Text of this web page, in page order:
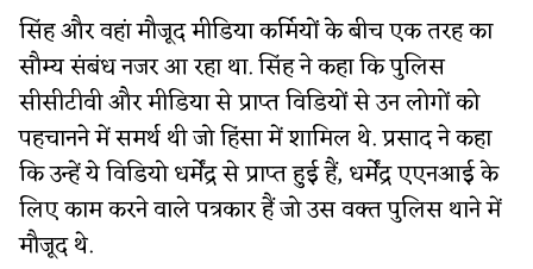
सिंह और वहां मौजूद मीडिया कर्मियों के बीच एक तरह का
सौम्य संबंध नजर आ रहा था. सिंह ने कहा कि पुलिस
सीसीटीवी और मीडिया से प्राप्त विडियों से उन लोगों को
पहचानने में समर्थ थी जो हिंसा में शामिल थे. प्रसाद ने कहा
कि उन्हें ये विडियो धर्मेंद्र से प्राप्त हुई हैं, धर्मेंद्र एएनआई के
लिए काम करने वाले पत्रकार हैं जो उस वक्त पुलिस थाने में
मौजूद थे.